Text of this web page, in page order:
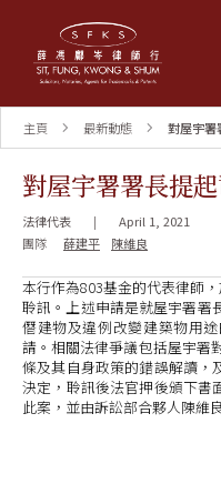
主頁 最新動態 對屋宇署
對屋宇署署長提
法律代表 |
April 1, 2021
團隊
薛建平 陳維良
本行作為803基金的代表律師
聆訊。上述申請是就屋宇署署
僭建物及違例改變建築物用
請。相關法律爭議包括屋宇署
條及其自身政策的錯誤解讀，
決定，聆訊後法官押後頒下書
此案，並由訴訟部合夥人陳維